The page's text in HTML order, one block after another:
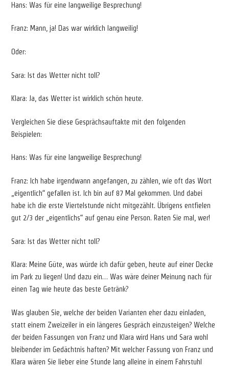
Hans: Was für eine langweilige Besprechung!
Franz: Mann, ja! Das war wirklich langweilig!
Oder:
Sara: Ist das Wetter nicht toll?
Klara: Ja, das Wetter ist wirklich schön heute.
Vergleichen Sie diese Gesprächsauftakte mit den folgenden
Beispielen:
Hans: Was für eine langweilige Besprechung!
Franz: Ich habe irgendwann angefangen, zu zählen, wie oft das Wort
„eigentlich“ gefallen ist. Ich bin auf 87 Mal gekommen. Und dabei
habe ich die erste Viertelstunde nicht mitgezählt. Übrigens entfielen
gut 2/3 der „eigentlichs“ auf genau eine Person. Raten Sie mal, wer!
Sara: Ist das Wetter nicht toll?
Klara: Meine Güte, was würde ich dafür geben, heute auf einer Decke
im Park zu liegen! Und dazu ein… Was wäre deiner Meinung nach für
einen Tag wie heute das beste Getränk?
Was glauben Sie, welche der beiden Varianten eher dazu einladen,
statt einem Zweizeiler in ein längeres Gespräch einzusteigen? Welche
der beiden Fassungen von Franz und Klara wird Hans und Sara wohl
bleibender im Gedächtnis haften? Mit welcher Fassung von Franz und
Klara wären Sie lieber eine Stunde lang alleine in einem Fahrstuhl